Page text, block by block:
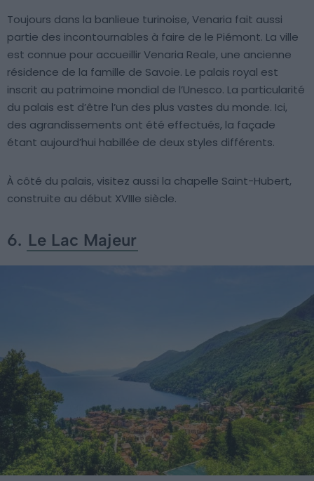
Toujours dans la banlieue turinoise, Venaria fait aussi
partie des incontournables à faire de le Piémont. La ville
est connue pour accueillir Venaria Reale, une ancienne
résidence de la famille de Savoie. Le palais royal est
inscrit au patrimoine mondial de l’Unesco. La particularité
du palais est d’être l’un des plus vastes du monde. Ici,
des agrandissements ont été effectués, la façade
étant aujourd’hui habillée de deux styles différents.
À côté du palais, visitez aussi la chapelle Saint-Hubert,
construite au début XVIIIe siècle.
6. Le Lac Majeur